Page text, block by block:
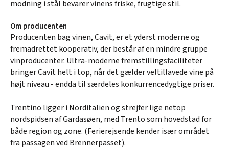
modning i stål bevarer vinens friske, frugtige stil.
Om producenten
Producenten bag vinen, Cavit, er et yderst moderne og
fremadrettet kooperativ, der består af en mindre gruppe
vinproducenter. Ultra-moderne fremstillingsfaciliteter
bringer Cavit helt i top, når det gælder veltillavede vine på
højt niveau - endda til særdeles konkurrencedygtige priser.
Trentino ligger i Norditalien og strejfer lige netop
nordspidsen af Gardasøen, med Trento som hovedstad for
både region og zone. (Ferierejsende kender især området
fra passagen ved Brennerpasset).